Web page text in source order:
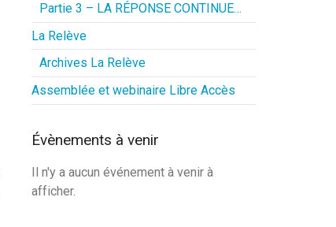
Partie 3 – LA RÉPONSE CONTINUE…
La Relève
Archives La Relève
Assemblée et webinaire Libre Accès
Évènements à venir
Il n'y a aucun événement à venir à
afficher.